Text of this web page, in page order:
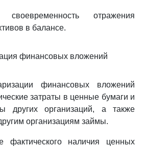
отражения
в балансе.
финансовых вложений
финансовых вложений
затраты в ценные бумаги и
других организаций, а также
организациям займы.
фактического наличия ценных